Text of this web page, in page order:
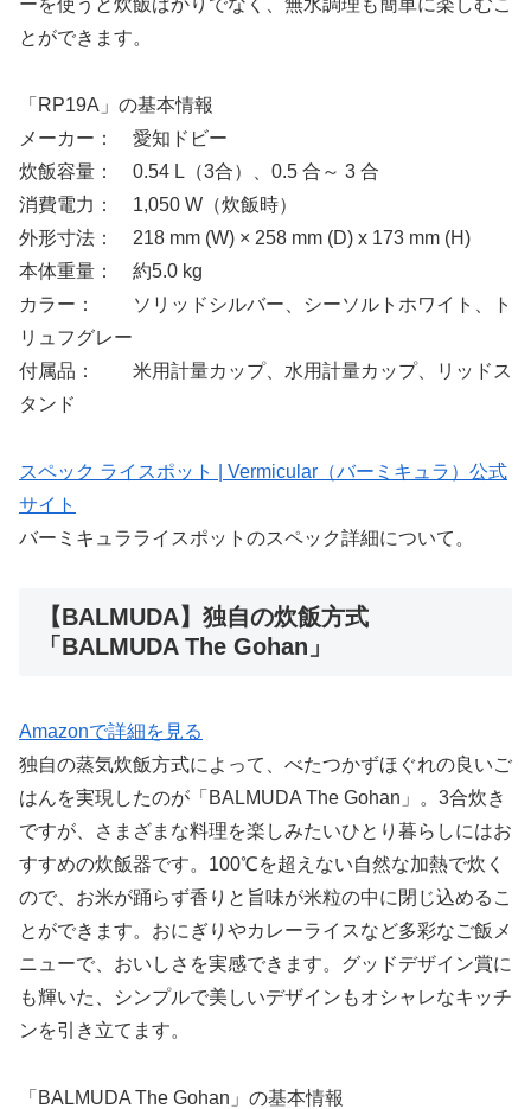
ーを使うと炊飯ばかりでなく、無水調理も簡単に楽しむこ
とができます。
「RP19A」の基本情報
メーカー： 愛知ドビー
炊飯容量： 0.54 L（3合）、0.5 合～ 3 合
消費電力： 1,050 W（炊飯時）
外形寸法： 218 mm (W) × 258 mm (D) x 173 mm (H)
本体重量： 約5.0 kg
カラー： ソリッドシルバー、シーソルトホワイト、ト
リュフグレー
付属品： 米用計量カップ、水用計量カップ、リッドス
タンド
スペック ライスポット | Vermicular（バーミキュラ）公式
サイト
バーミキュラライスポットのスペック詳細について。
【BALMUDA】独自の炊飯方式
「BALMUDA The Gohan」
Amazonで詳細を見る
独自の蒸気炊飯方式によって、べたつかずほぐれの良いご
はんを実現したのが「BALMUDA The Gohan」。3合炊き
ですが、さまざまな料理を楽しみたいひとり暮らしにはお
すすめの炊飯器です。100℃を超えない自然な加熱で炊く
ので、お米が踊らず香りと旨味が米粒の中に閉じ込めるこ
とができます。おにぎりやカレーライスなど多彩なご飯メ
ニューで、おいしさを実感できます。グッドデザイン賞に
も輝いた、シンプルで美しいデザインもオシャレなキッチ
ンを引き立てます。
「BALMUDA The Gohan」の基本情報